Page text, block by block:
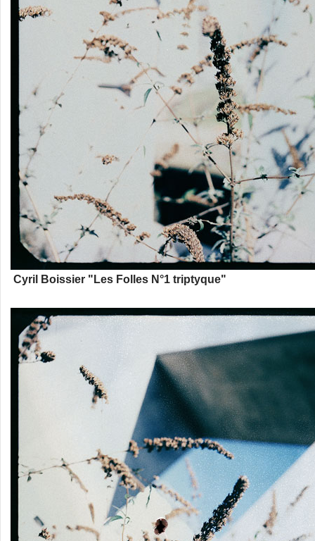
Cyril Boissier "Les Folles N°1 triptyque"